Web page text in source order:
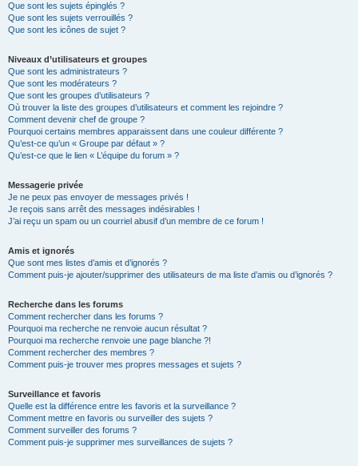
Que sont les sujets épinglés ?
Que sont les sujets verrouillés ?
Que sont les icônes de sujet ?
Niveaux d’utilisateurs et groupes
Que sont les administrateurs ?
Que sont les modérateurs ?
Que sont les groupes d’utilisateurs ?
Où trouver la liste des groupes d’utilisateurs et comment les rejoindre ?
Comment devenir chef de groupe ?
Pourquoi certains membres apparaissent dans une couleur différente ?
Qu’est-ce qu’un « Groupe par défaut » ?
Qu’est-ce que le lien « L’équipe du forum » ?
Messagerie privée
Je ne peux pas envoyer de messages privés !
Je reçois sans arrêt des messages indésirables !
J’ai reçu un spam ou un courriel abusif d’un membre de ce forum !
Amis et ignorés
Que sont mes listes d’amis et d’ignorés ?
Comment puis-je ajouter/supprimer des utilisateurs de ma liste d’amis ou d’ignorés ?
Recherche dans les forums
Comment rechercher dans les forums ?
Pourquoi ma recherche ne renvoie aucun résultat ?
Pourquoi ma recherche renvoie une page blanche ?!
Comment rechercher des membres ?
Comment puis-je trouver mes propres messages et sujets ?
Surveillance et favoris
Quelle est la différence entre les favoris et la surveillance ?
Comment mettre en favoris ou surveiller des sujets ?
Comment surveiller des forums ?
Comment puis-je supprimer mes surveillances de sujets ?